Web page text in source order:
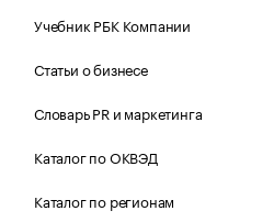
Учебник РБК Компании
Статьи о бизнесе
Словарь PR и маркетинга
Каталог по ОКВЭД
Каталог по регионам